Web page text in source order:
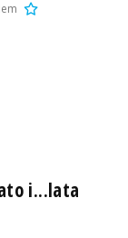
i...lata